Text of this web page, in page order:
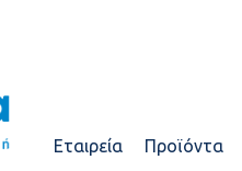
Εταιρεία Προϊόντα